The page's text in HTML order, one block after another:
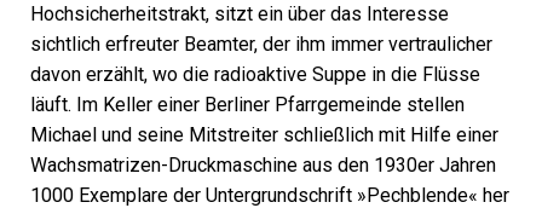
Hochsicherheitstrakt, sitzt ein über das Interesse
sichtlich erfreuter Beamter, der ihm immer vertraulicher
davon erzählt, wo die radioaktive Suppe in die Flüsse
läuft. Im Keller einer Berliner Pfarrgemeinde stellen
Michael und seine Mitstreiter schließlich mit Hilfe einer
Wachsmatrizen-Druckmaschine aus den 1930er Jahren
1000 Exemplare der Untergrundschrift »Pechblende« her